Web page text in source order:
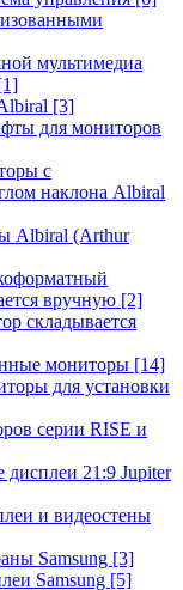
мультимедиа
[3]
для мониторов
с
наклона Albiral
Albiral (Arthur
вручную [2]
складывается
мониторы [14]
для установки
серии RISE и
21:9 Jupiter
и видеостены
Samsung [3]
Samsung [5]